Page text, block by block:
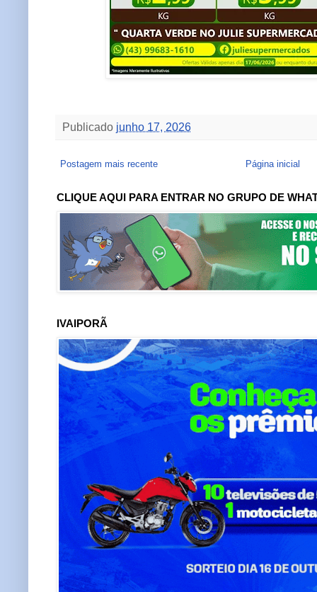
Publicado junho 17, 2026
Postagem mais recente Página inicial
CLIQUE AQUI PARA ENTRAR NO GRUPO DE
IVAIPORÃ